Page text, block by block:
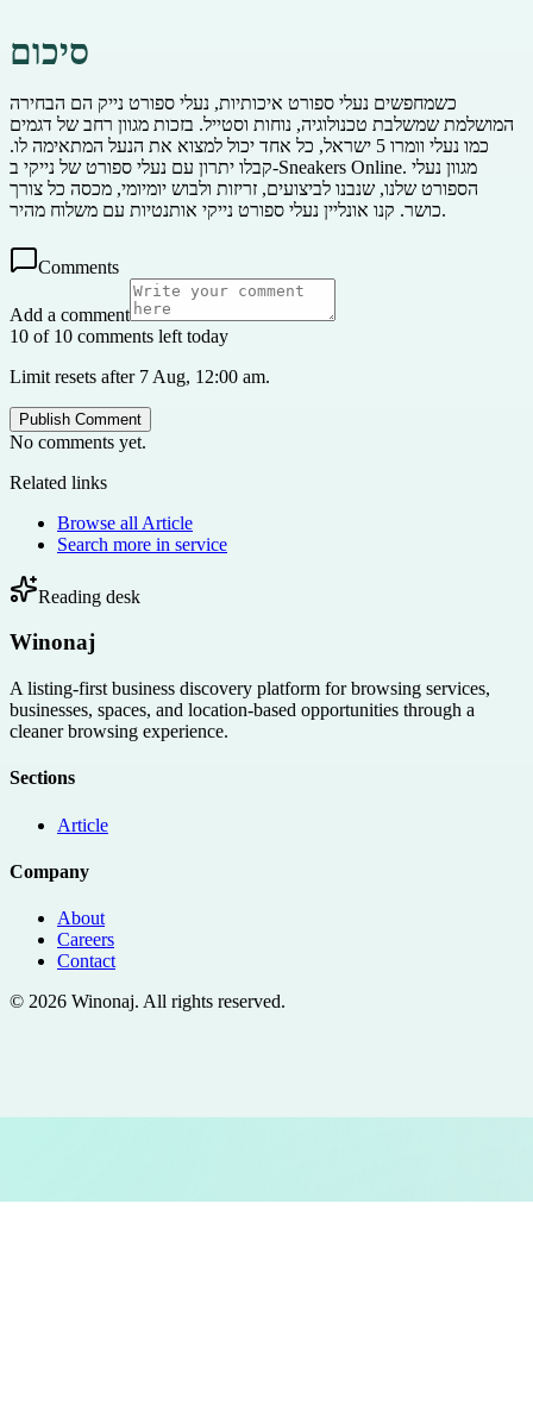
סיכום
כשמחפשים נעלי ספורט איכותיות, נעלי ספורט נייק הם הבחירה
המושלמת שמשלבת טכנולוגיה, נוחות וסטייל. בזכות מגוון רחב של דגמים
כמו נעלי וומרו 5 ישראל, כל אחד יכול למצוא את הנעל המתאימה לו.
קבלו יתרון עם נעלי ספורט של נייקי ב-Sneakers Online. מגוון נעלי
הספורט שלנו, שנבנו לביצועים, זריזות ולבוש יומיומי, מכסה כל צורך
כושר. קנו אונליין נעלי ספורט נייקי אותנטיות עם משלוח מהיר.
Comments
Add a comment
10 of 10 comments left today
Limit resets after 7 Aug, 12:00 am.
Publish Comment
No comments yet.
Related links
Browse all Article
Search more in service
Reading desk
Winonaj
A listing-first business discovery platform for browsing services,
businesses, spaces, and location-based opportunities through a
cleaner browsing experience.
Sections
Article
Company
About
Careers
Contact
© 2026 Winonaj. All rights reserved.